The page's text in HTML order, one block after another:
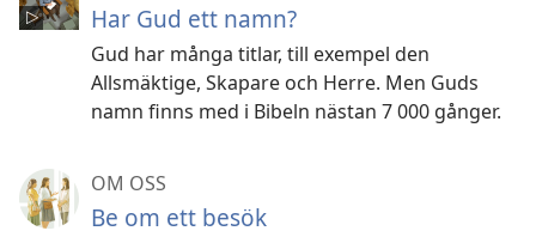
Har Gud ett namn?
Gud har många titlar, till exempel den
Allsmäktige, Skapare och Herre. Men Guds
namn finns med i Bibeln nästan 7 000 gånger.
OM OSS
Be om ett besök